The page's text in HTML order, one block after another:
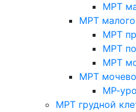
МРТ
МРТ
МРТ
МРТ
МРТ
МРТ
МР-
МРТ грудной